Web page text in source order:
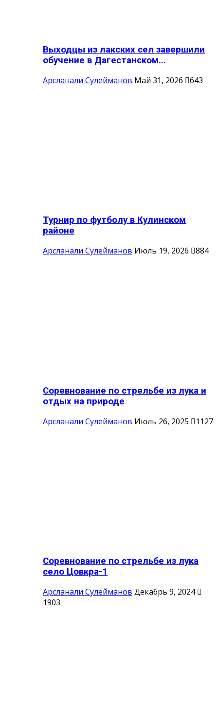
Выходцы из лакских сел завершили
обучение в Дагестанском...
Арсланали Сулейманов Май 31, 2026 643
Турнир по футболу в Кулинском
районе
Арсланали Сулейманов Июль 19, 2026 884
Соревнование по стрельбе из лука и
отдых на природе
Арсланали Сулейманов Июль 26, 2025 1127
Соревнование по стрельбе из лука
село Цовкра-1
Арсланали Сулейманов Декабрь 9, 2024
1903